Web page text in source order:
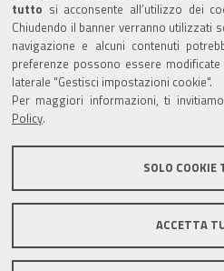
tutto si acconsente all’utilizzo dei
Chiudendo il banner verranno utilizzati
navigazione e alcuni contenuti
preferenze possono essere
laterale "Gestisci impostazioni cookie".
Per maggiori informazioni, ti
Policy
SOLO COOKIE
ACCETTA
Albo Camerale
Pubblicità Legale
Area riservata
Informativa generale
Accessibilità
Note legali